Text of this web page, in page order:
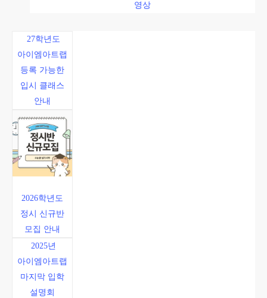
영상
27학년도
아이엠아트랩
등록 가능한
입시 클래스
안내
2026학년도
정시 신규반
모집 안내
2025년
아이엠아트랩
마지막 입학
설명회